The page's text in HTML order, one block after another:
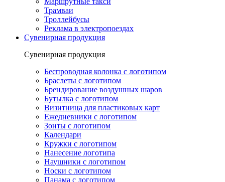
Трамваи
Троллейбусы
Реклама в электропоездах
Сувенирная продукция
Сувенирная продукция
Беспроводная колонка с логотипом
Браслеты с логотипом
Брендирование воздушных шаров
Бутылка с логотипом
Визитница для пластиковых карт
Ежедневники с логотипом
Зонты с логотипом
Календари
Кружки с логотипом
Нанесение логотипа
Наушники с логотипом
Носки с логотипом
Панама с логотипом